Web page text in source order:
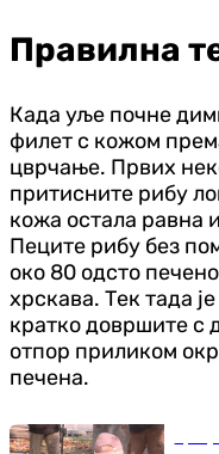
Правилна
Када уље почне
филет с кожом
цврчање. Првих
притисните рибу
кожа остала равна
Пеците рибу без
око 80 одсто
хрскава. Тек тада
кратко довршите с
отпор приликом
печена.